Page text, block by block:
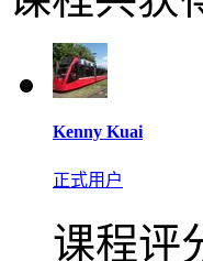
Kenny Kuai
正式用户
课程评